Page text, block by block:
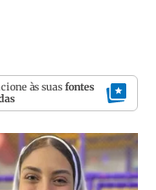
às suas fontes